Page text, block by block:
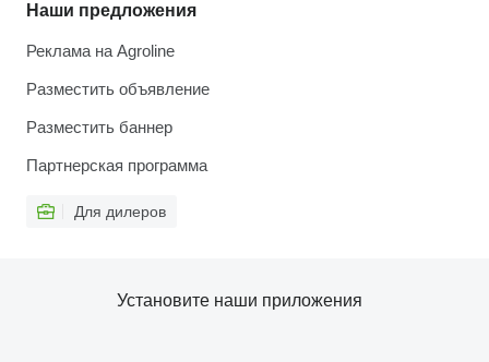
Наши предложения
Реклама на Agroline
Разместить объявление
Разместить баннер
Партнерская программа
Для дилеров
Установите наши приложения